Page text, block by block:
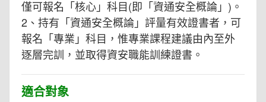
僅可報名「核心」科目(即「資通安全概論」)。
2、持有「資通安全概論」評量有效證書者，可
報名「專業」科目，惟專業課程建議由內至外
逐層完訓，並取得資安職能訓練證書。
適合對象